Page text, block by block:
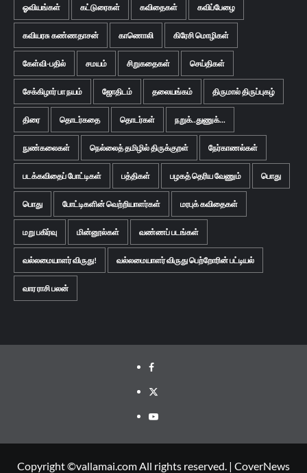
ஓவியங்கள் கட்டுரைகள் கவிதைகள் கவிப்பேழை
கவியரசு கண்ணதாசன் காணொலி கிரேசி மொழிகள்
கேள்வி-பதில் சமயம் சிறுகதைகள் செய்திகள்
சேக்கிழார் பா நயம் ஜோதிடம் தலையங்கம் திருமால் திருப்புகழ்
திரை தொடர்கதை தொடர்கள் நறுக்..துணுக்...
நுண்கலைகள் நெல்லைத் தமிழில் திருக்குறள் நேர்காணல்கள்
படக்கவிதைப் போட்டிகள் பத்திகள் பழகத் தெரிய வேணும் பொது
பொது போட்டிகளின் வெற்றியாளர்கள் மரபுக் கவிதைகள்
மறு பகிர்வு மின்னூல்கள் வண்ணப் படங்கள்
வல்லமையாளர் விருது! வல்லமையாளர் விருது பெற்றோரின் பட்டியல்
வார ராசி பலன்
Facebook
Twitter
Youtube
Copyright ©vallamai.com All rights reserved. | CoverNews